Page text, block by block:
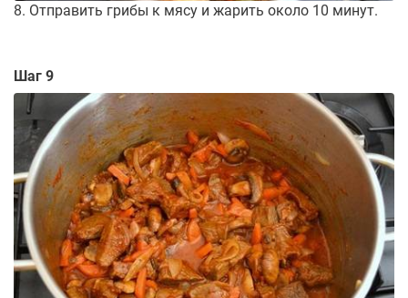
8. Отправить грибы к мясу и жарить около 10 минут.
Шаг 9